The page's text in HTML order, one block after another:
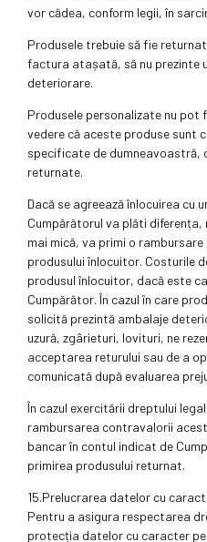
vor cădea, conform legii, în
Produsele trebuie să fie
factura atașată, să nu prezinte
deteriorare.
Produsele personalizate nu pot
vedere că aceste produse sunt
specificate de dumneavoastră,
returnate.
Dacă se agreează înlocuirea cu
Cumpărătorul va plăti
mai mică, va primi o
produsului înlocuitor. Costurile
produsul înlocuitor, dacă este
Cumpărător. În cazul în care
solicită prezintă ambalaje
uzură, zgârieturi, lovituri, ne
acceptarea returului sau de a
comunicată după evaluarea
În cazul exercitării dreptului
rambursarea contravalorii
bancar în contul indicat de
primirea produsului returnat.
15.Prelucrarea datelor cu
Pentru a asigura respectarea
protecția datelor cu caracter